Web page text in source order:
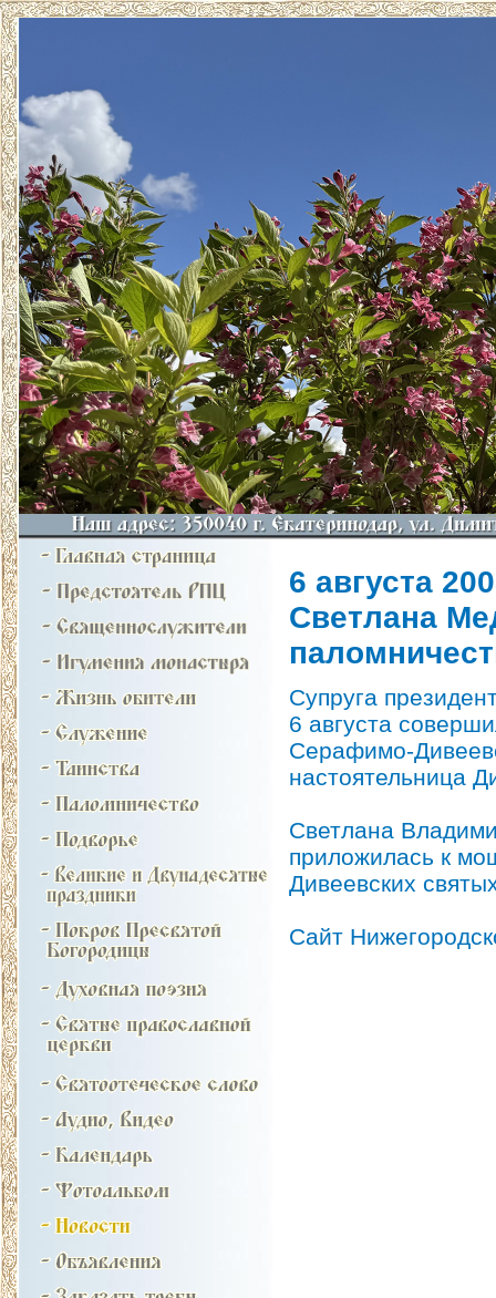
6 августа
Светлана
Супруга
6 августа
Серафимо-
настоятельница
Светлана
приложилась к
Дивеевских
Сайт